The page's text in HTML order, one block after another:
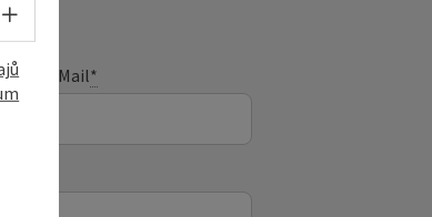
E-Mail*
Volba jazyka - Otevřít menu